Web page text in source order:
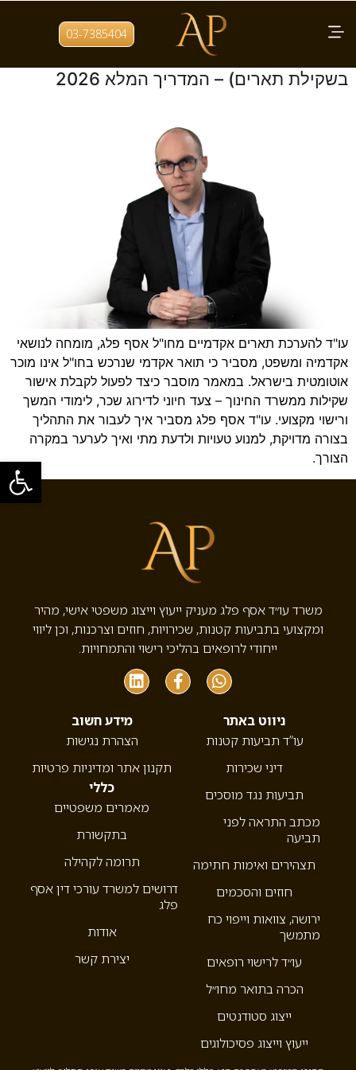
פתח
03-7385404 תגית: אישור שקילות תואר
הערכת תארים אקדמיים מחו"ל (סיוע משפטי
בשקילת תארים) – המדריך המלא 2026
עו"ד להערכת תארים אקדמיים מחו"ל אסף פלג, מומחה לנושאי
אקדמיה ומשפט, מסביר כי תואר אקדמי שנרכש בחו"ל אינו מוכר
אוטומטית בישראל. במאמר מוסבר כיצד לפעול לקבלת אישור
שקילות ממשרד החינוך – צעד חיוני לדירוג שכר, לימודי המשך
ורישוי מקצועי. עו"ד אסף פלג מסביר איך לעבור את התהליך
בצורה מדויקת, למנוע טעויות ולדעת מתי ואיך לערער במקרה
הצורך.
משרד עו״ד אסף פלג מעניק ייעוץ וייצוג משפטי אישי, מהיר
ומקצועי בתביעות קטנות, שכירויות, חוזים וצרכנות, וכן ליווי
ייחודי לרופאים בהליכי רישוי והתמחויות.
ניווט באתר
עו”ד תביעות קטנות
דיני שכירות
תביעות נגד מוסכים
מכתב התראה לפני
תביעה
תצהירים ואימות חתימה
חוזים והסכמים
ירושה, צוואות וייפוי כח
מתמשך
עו״ד לרישוי רופאים
הכרה בתואר מחו״ל
ייצוג סטודנטים
ייעוץ וייצוג פסיכולוגים
מידע חשוב
הצהרת נגישות
תקנון אתר ומדיניות פרטיות
כללי
מאמרים משפטיים
בתקשורת
תרומה לקהילה
דרושים למשרד עורכי דין אסף
פלג
אודות
יצירת קשר